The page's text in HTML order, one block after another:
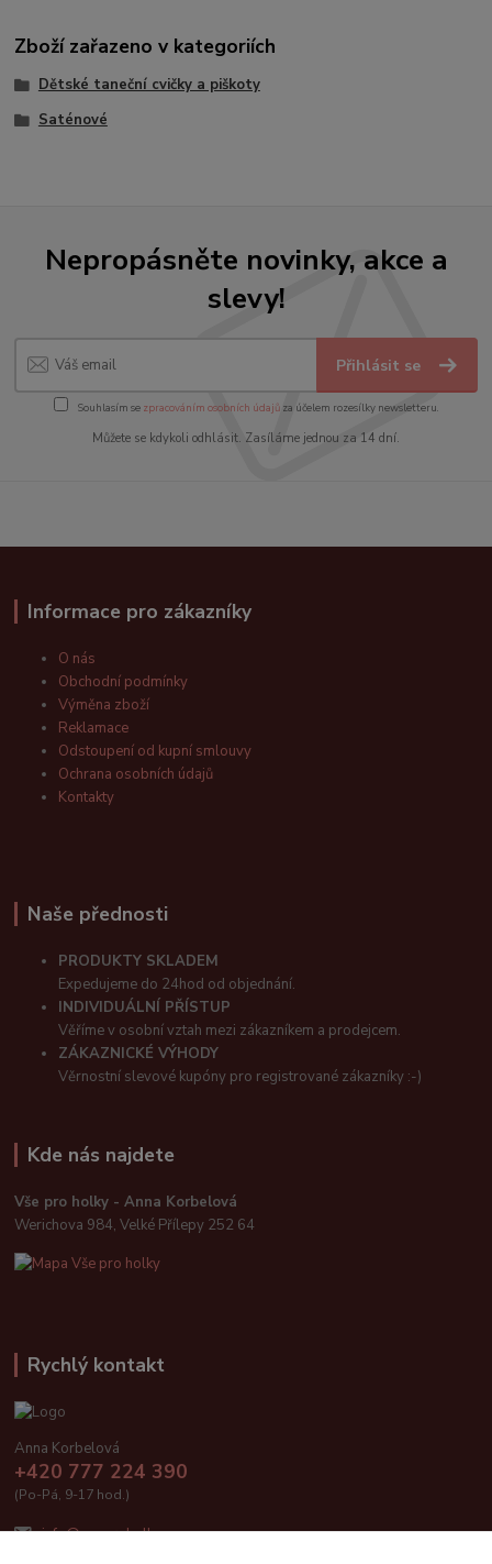
Zboží zařazeno v kategoriích
Dětské taneční cvičky a piškoty
Saténové
Nepropásněte novinky, akce a
slevy!
Přihlásit se
Souhlasím se zpracováním osobních údajůza účelem rozesílky newsletteru.
Můžete se kdykoli odhlásit. Zasíláme jednou za 14 dní.
Informace pro zákazníky
O nás
Obchodní podmínky
Výměna zboží
Reklamace
Odstoupení od kupní smlouvy
Ochrana osobních údajů
Kontakty
Naše přednosti
PRODUKTY SKLADEM
Expedujeme do 24hod od objednání.
INDIVIDUÁLNÍ PŘÍSTUP
Věříme v osobní vztah mezi zákazníkem a prodejcem.
ZÁKAZNICKÉ VÝHODY
Věrnostní slevové kupóny pro registrované zákazníky :-)
Kde nás najdete
Vše pro holky - Anna Korbelová
Werichova 984, Velké Přílepy 252 64
Rychlý kontakt
Anna Korbelová
+420 777 224 390
(Po-Pá, 9-17 hod.)
info@vseproholky.cz